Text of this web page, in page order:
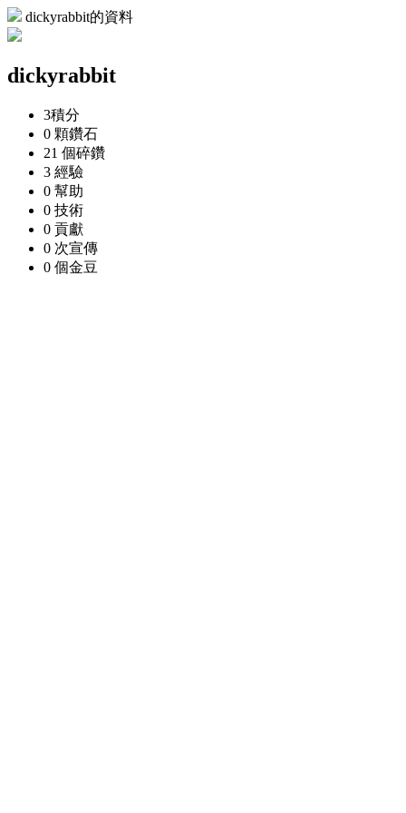
dickyrabbit的資料
dickyrabbit
3積分
0 顆鑽石
21 個碎鑽
3 經驗
0 幫助
0 技術
0 貢獻
0 次宣傳
0 個金豆